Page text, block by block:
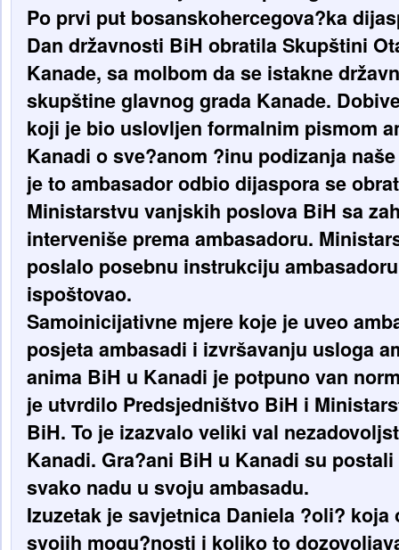
Po prvi put bosanskohercegova?ka
Dan državnosti BiH obratila Skupštini
Kanade, sa molbom da se istakne
skupštine glavnog grada Kanade.
koji je bio uslovljen formalnim pismom
Kanadi o sve?anom ?inu podizanja
je to ambasador odbio dijaspora se
Ministarstvu vanjskih poslova BiH sa
interveniše prema ambasadoru.
poslalo posebnu instrukciju
ispoštovao.
Samoinicijativne mjere koje je uveo
posjeta ambasadi i izvršavanju usloga
anima BiH u Kanadi je potpuno van
je utvrdilo Predsjedništvo BiH i
BiH. To je izazvalo veliki val
Kanadi. Gra?ani BiH u Kanadi su
svako nadu u svoju ambasadu.
Izuzetak je savjetnica Daniela ?oli?
svojih mogu?nosti i koliko to